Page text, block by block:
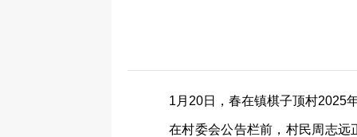
1月20日，春在镇棋子顶村2025
在村委会公告栏前，村民周志远